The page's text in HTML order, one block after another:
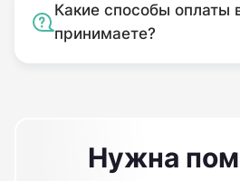
Какие способы оплаты
принимаете?
Нужна